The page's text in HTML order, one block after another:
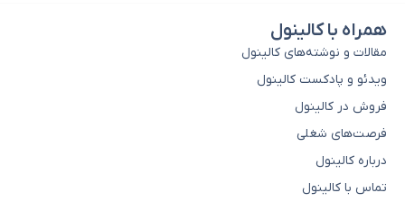
همراه با کالینول
مقالات و نوشته‌های کالینول
ویدئو و پادکست کالینول
فروش در کالینول
فرصت‌های شغلی
درباره کالینول
تماس با کالینول